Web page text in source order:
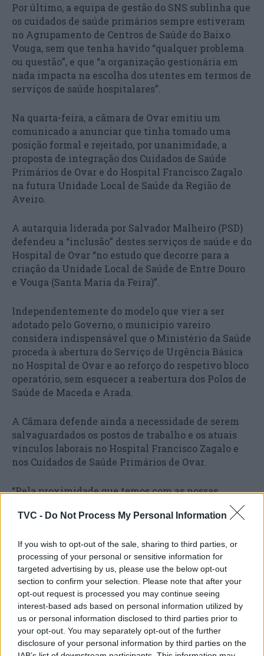
TVC - Do Not Process My Personal Information
If you wish to opt-out of the sale, sharing to third parties, or
processing of your personal or sensitive information for
targeted advertising by us, please use the below opt-out
section to confirm your selection. Please note that after your
opt-out request is processed you may continue seeing
interest-based ads based on personal information utilized by
us or personal information disclosed to third parties prior to
your opt-out. You may separately opt-out of the further
disclosure of your personal information by third parties on the
Por último, a equipa de gestão do SNS sublinha que
os cuidados de saúde primários sempre estiveram
no Agrupamento de Centros de Saúde do Baixo
Vouga, sem que tenha havido “qualquer problema
ou questão”, e que “a organização gestionária em
nada impacta na escolha dos utentes em termos de
serviços de saúde hospitalares”.
Na quarta-feira, a câmara de Ovar emitiu um
comunicado a anunciar que tinha tomado uma
posição formal e rejeitado, por unanimidade, a
proposta de integração dos Cuidados de Saúde
Primários de Ovar e do Hospital Francisco Zagalo
na futura Unidade Local de Saúde da Região de
Aveiro.
A autarquia liderada por Salvador Malheiro (PSD)
defendeu a “inclusão” destes serviços de saúde e do
Hospital de Ovar “no estudo que decorre para a
criação da Unidade Local de Saúde de Entre Douro
e Vouga (Santa Maria da Feira)”.
Independentemente do modelo que vier a ser
adotado pelo Governo, o município vareiro
considera indispensável que o Ministério da Saúde
proceda à abertura do Serviço de Urgência Básica
no Hospital de Ovar e ao reforço do respetivo bloco
operatório, sem esquecer a reabertura dos Polos de
Saúde de Maceda e Arada.
A Câmara defende ainda a necessidade de serem
salvaguardados os postos de trabalho e os atuais
vínculos laborais no Hospital Francisco Zagalo e
nos Cuidados de Saúde Primários de Ovar.
“Pela proximidade que temos com as nossas
referenciadas para o local mais próximo, e não para
afirmou o presidente da Câmara de Ovar, citado na
mesma nota.
“Sabemos que anseiam pelo Serviço de Urgência
no Hospital de Ovar e que querem todos os Polos de
Saúde a funcionar em pleno”, acrescentou.